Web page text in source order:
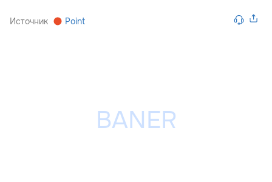
Источник Point